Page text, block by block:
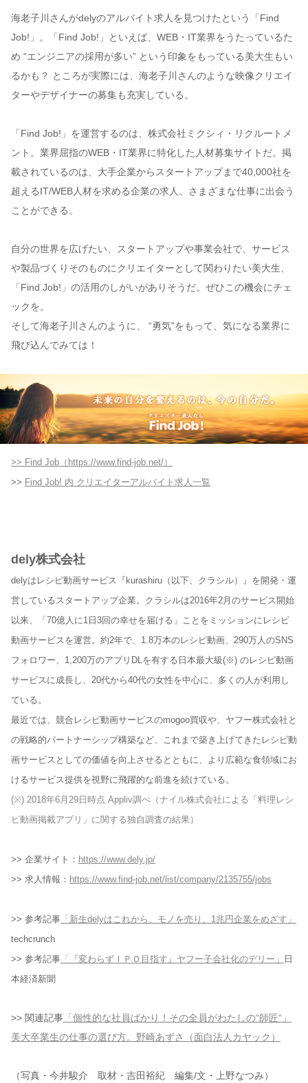
海老子川さんがdelyのアルバイト求人を見つけたという「Find
Job!」。「Find Job!」といえば、WEB・IT業界をうたっているた
め “エンジニアの採用が多い” という印象をもっている美大生もい
るかも？ ところが実際には、海老子川さんのような映像クリエイ
ターやデザイナーの募集も充実している。
「Find Job!」を運営するのは、株式会社ミクシィ・リクルートメ
ント。業界屈指のWEB・IT業界に特化した人材募集サイトだ。掲
載されているのは、大手企業からスタートアップまで40,000社を
超えるIT/WEB人材を求める企業の求人。さまざまな仕事に出会う
ことができる。
自分の世界を広げたい、スタートアップや事業会社で、サービス
や製品づくりそのものにクリエイターとして関わりたい美大生、
「Find Job!」の活用のしがいがありそうだ。ぜひこの機会にチェ
ックを。
そして海老子川さんのように、 “勇気”をもって、気になる業界に
飛び込んでみては！
>> Find Job（https://www.find-job.net/）
>> Find Job! 内 クリエイターアルバイト求人一覧
dely株式会社
delyはレシピ動画サービス『kurashiru（以下、クラシル）』を開発・運
営しているスタートアップ企業。クラシルは2016年2月のサービス開始
以来、「70億人に1日3回の幸せを届ける」ことをミッションにレシピ
動画サービスを運営。約2年で、1.8万本のレシピ動画、290万人のSNS
フォロワー、1,200万のアプリDLを有する日本最大級(※) のレシピ動画
サービスに成長し、20代から40代の女性を中心に、多くの人が利用し
ている。
最近では、競合レシピ動画サービスのmogoo買収や、ヤフー株式会社と
の戦略的パートナーシップ構築など、これまで築き上げてきたレシピ動
画サービスとしての価値を向上させるとともに、より広範な食領域にお
けるサービス提供を視野に飛躍的な前進を続けている。
(※) 2018年6月29日時点 Appliv調べ（ナイル株式会社による「料理レシ
ピ動画掲載アプリ」に関する独自調査の結果）
>> 企業サイト： https://www.dely.jp/
>> 求人情報： https://www.find-job.net/list/company/2135755/jobs
>> 参考記事 「新生delyはこれから、モノを売り、1兆円企業をめざす」
techcrunch
>> 参考記事 「『変わらずＩＰＯ目指す』ヤフー子会社化のデリー」
日
本経済新聞
>> 関連記事 「個性的な社員ばかり！その全員がわたしの“師匠“」
美大卒業生の仕事の選び方。野崎あずさ（面白法人カヤック）
（写真・今井駿介 取材・吉田裕紀 編集/文・上野なつみ）